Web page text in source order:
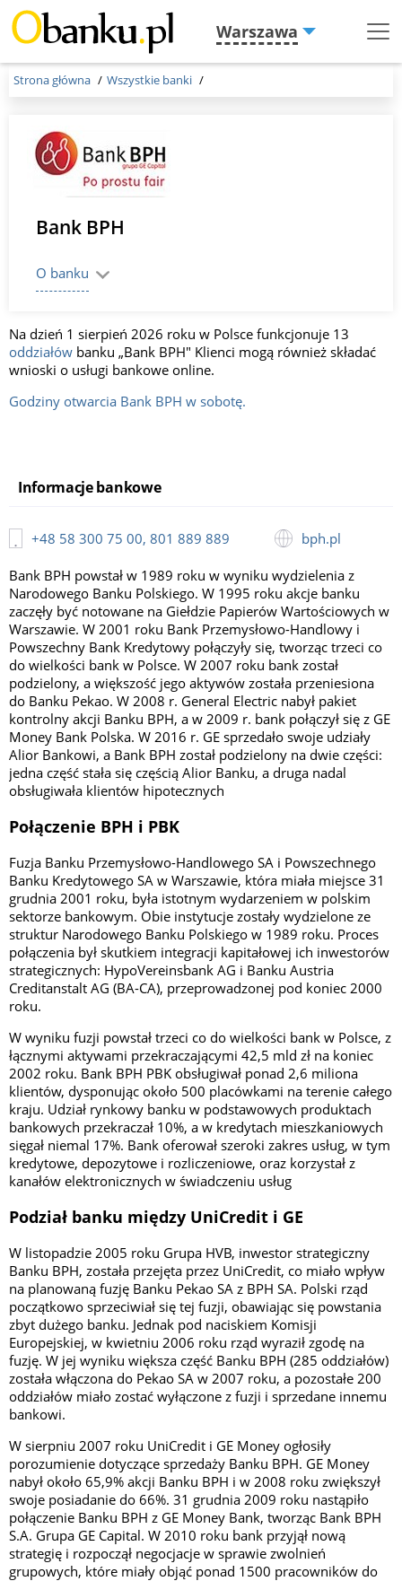
Warszawa
Menu
Strona główna Wszystkie banki
Bank BPH
O banku
Na dzień 1 sierpień 2026 roku w Polsce funkcjonuje 13
oddziałów banku „Bank BPH" Klienci mogą również składać
wnioski o usługi bankowe online.
Godziny otwarcia Bank BPH w sobotę.
Informacje bankowe
+48 58 300 75 00, 801 889 889 bph.pl
Bank BPH powstał w 1989 roku w wyniku wydzielenia z
Narodowego Banku Polskiego. W 1995 roku akcje banku
zaczęły być notowane na Giełdzie Papierów Wartościowych w
Warszawie. W 2001 roku Bank Przemysłowo-Handlowy i
Powszechny Bank Kredytowy połączyły się, tworząc trzeci co
do wielkości bank w Polsce. W 2007 roku bank został
podzielony, a większość jego aktywów została przeniesiona
do Banku Pekao. W 2008 r. General Electric nabył pakiet
kontrolny akcji Banku BPH, a w 2009 r. bank połączył się z GE
Money Bank Polska. W 2016 r. GE sprzedało swoje udziały
Alior Bankowi, a Bank BPH został podzielony na dwie części:
jedna część stała się częścią Alior Banku, a druga nadal
obsługiwała klientów hipotecznych
Połączenie BPH i PBK
Fuzja Banku Przemysłowo-Handlowego SA i Powszechnego
Banku Kredytowego SA w Warszawie, która miała miejsce 31
grudnia 2001 roku, była istotnym wydarzeniem w polskim
sektorze bankowym. Obie instytucje zostały wydzielone ze
struktur Narodowego Banku Polskiego w 1989 roku. Proces
połączenia był skutkiem integracji kapitałowej ich inwestorów
strategicznych: HypoVereinsbank AG i Banku Austria
Creditanstalt AG (BA-CA), przeprowadzonej pod koniec 2000
roku.
W wyniku fuzji powstał trzeci co do wielkości bank w Polsce, z
łącznymi aktywami przekraczającymi 42,5 mld zł na koniec
2002 roku. Bank BPH PBK obsługiwał ponad 2,6 miliona
klientów, dysponując około 500 placówkami na terenie całego
kraju. Udział rynkowy banku w podstawowych produktach
bankowych przekraczał 10%, a w kredytach mieszkaniowych
sięgał niemal 17%. Bank oferował szeroki zakres usług, w tym
kredytowe, depozytowe i rozliczeniowe, oraz korzystał z
kanałów elektronicznych w świadczeniu usług
Podział banku między UniCredit i GE
W listopadzie 2005 roku Grupa HVB, inwestor strategiczny
Banku BPH, została przejęta przez UniCredit, co miało wpływ
na planowaną fuzję Banku Pekao SA z BPH SA. Polski rząd
początkowo sprzeciwiał się tej fuzji, obawiając się powstania
zbyt dużego banku. Jednak pod naciskiem Komisji
Europejskiej, w kwietniu 2006 roku rząd wyraził zgodę na
fuzję. W jej wyniku większa część Banku BPH (285 oddziałów)
została włączona do Pekao SA w 2007 roku, a pozostałe 200
oddziałów miało zostać wyłączone z fuzji i sprzedane innemu
bankowi.
W sierpniu 2007 roku UniCredit i GE Money ogłosiły
porozumienie dotyczące sprzedaży Banku BPH. GE Money
nabył około 65,9% akcji Banku BPH i w 2008 roku zwiększył
swoje posiadanie do 66%. 31 grudnia 2009 roku nastąpiło
połączenie Banku BPH z GE Money Bank, tworząc Bank BPH
S.A. Grupa GE Capital. W 2010 roku bank przyjął nową
strategię i rozpoczął negocjacje w sprawie zwolnień
grupowych, które miały objąć ponad 1500 pracowników do